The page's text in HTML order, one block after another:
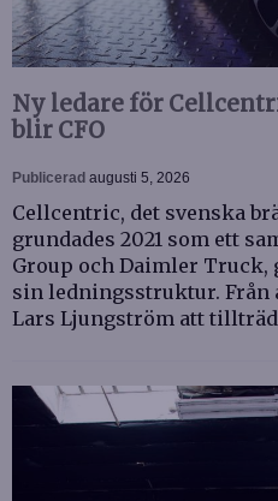
Ny ledare för
blir CFO
Publicerad augusti 5, 2026
Cellcentric, det svenska
grundades 2021 som ett
Group och Daimler
sin ledningsstruktur. Från
Lars Ljungström att